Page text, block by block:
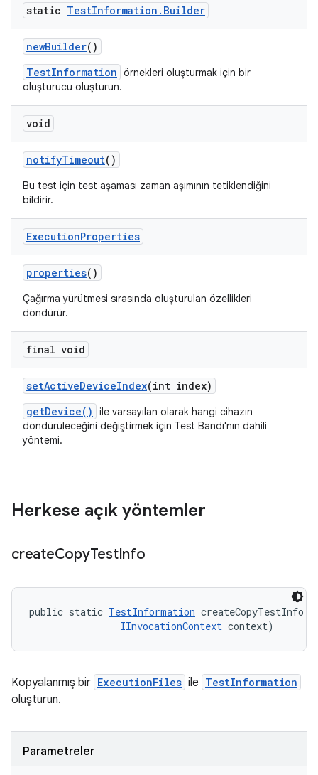
static TestInformation . Builder
newBuilder()
TestInformation örnekleri oluşturmak için bir
oluşturucu oluşturun.
void
notifyTimeout()
Bu test için test aşaması zaman aşımının tetiklendiğini
bildirir.
ExecutionProperties
properties()
Çağırma yürütmesi sırasında oluşturulan özellikleri
döndürür.
final void
setActiveDeviceIndex(int index)
getDevice()
ile varsayılan olarak hangi cihazın
döndürüleceğini değiştirmek için Test Bandı'nın dahili
yöntemi.
Herkese açık yöntemler
createCopyTestInfo
public static TestInformation createCopyTestInfo (
IInvocationContext context)
Kopyalanmış bir ExecutionFiles ile TestInformation
oluşturun.
Parametreler